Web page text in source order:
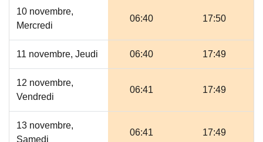
10 novembre,
Mercredi
06:40 17:50
11 novembre, Jeudi 06:40 17:49
12 novembre,
Vendredi
06:41 17:49
13 novembre,
Samedi
06:41 17:49